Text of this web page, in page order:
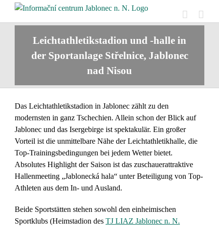
Leichtathletikstadion und -halle in
der Sportanlage Střelnice, Jablonec
nad Nisou
Das Leichtathletikstadion in Jablonec zählt zu den
modernsten in ganz Tschechien. Allein schon der Blick auf
Jablonec und das Isergebirge ist spektakulär. Ein großer
Vorteil ist die unmittelbare Nähe der Leichtathletikhalle, die
Top-Trainingsbedingungen bei jedem Wetter bietet.
Absolutes Highlight der Saison ist das zuschauerattraktive
Hallenmeeting „Jablonecká hala“ unter Beteiligung von Top-
Athleten aus dem In- und Ausland.
Beide Sportstätten stehen sowohl den einheimischen
Sportklubs (Heimstadion des TJ LIAZ Jablonec n. N.